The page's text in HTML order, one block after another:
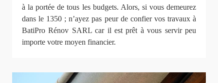
à la portée de tous les budgets. Alors, si vous demeurez
dans le 1350 ; n’ayez pas peur de confier vos travaux à
BatiPro Rénov SARL car il est prêt à vous servir peu
importe votre moyen financier.